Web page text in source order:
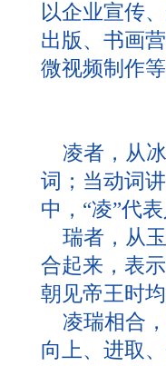
以企业宣传
出版、书画
微视频制作
凌者，从冰
词；当动词
中，“凌”代
瑞者，从玉
合起来，表
朝见帝王时
凌瑞相合，
向上、进取